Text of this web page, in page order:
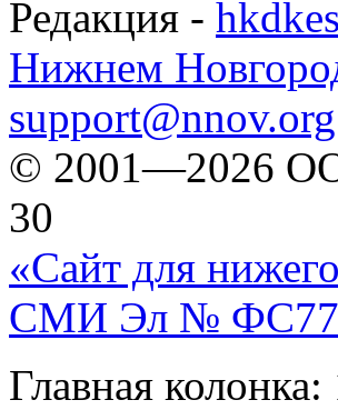
Редакция -
Нижнем
support@nnov.org
© 2001—2026
30
«Сайт для
СМИ Эл № ФС77-
Главная колонка: